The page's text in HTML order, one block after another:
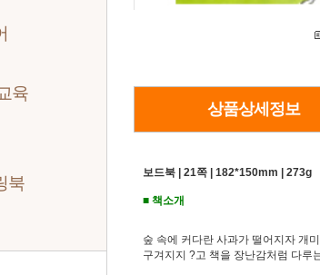
육
북
상품상세정보
보드북 | 21쪽 | 182*150mm | 273g
■ 책소개
숲 속에 커다란 사과가 떨어지자 개
구겨지지 ?고 책을 장난감처럼 다루